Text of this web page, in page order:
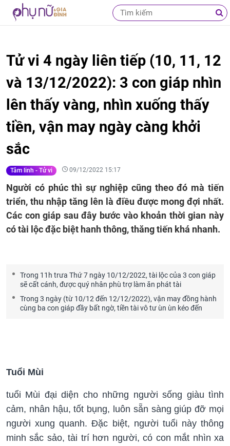
Tử vi 4 ngày liên tiếp (10, 11, 12
và 13/12/2022): 3 con giáp nhìn
lên thấy vàng, nhìn xuống thấy
tiền, vận may ngày càng khởi
sắc
Tâm linh - Tử vi 09/12/2022 15:17
Người có phúc thì sự nghiệp cũng theo đó mà tiến
triển, thu nhập tăng lên là điều được mong đợi nhất.
Các con giáp sau đây bước vào khoản thời gian này
có tài lộc đặc biệt hanh thông, thăng tiến khá nhanh.
Trong 11h trưa Thứ 7 ngày 10/12/2022, tài lộc của 3 con giáp
sẽ cất cánh, được quý nhân phù trợ làm ăn phát tài
Trong 3 ngày (từ 10/12 đến 12/12/2022), vận may đồng hành
cùng ba con giáp đầy bất ngờ, tiền tài vô tư ùn ùn kéo đến
Tuổi Mùi
tuổi Mùi đại diện cho những người sống giàu tình
cảm, nhân hậu, tốt bụng, luôn sẵn sàng giúp đỡ mọi
người xung quanh. Đặc biệt, người tuổi này thông
minh sắc sảo, tài trí hơn người, có con mắt nhìn xa